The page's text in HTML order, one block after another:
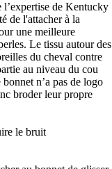
de Kentucky
de l'attacher à la
une meilleure
Le tissu autour des
du cheval contre
au niveau du cou
n’a pas de logo
broder leur propre
le bruit